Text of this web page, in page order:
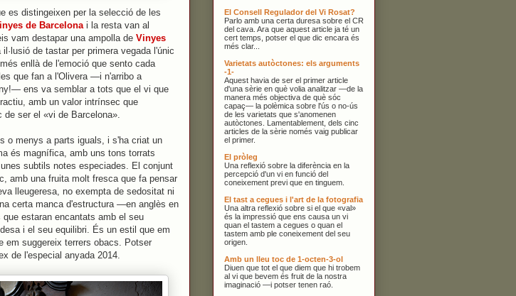
es distingeixen per la selecció de les
de Barcelonai la resta van al
vam destapar una ampolla de Vinyes
de tastar per primera vegada l'únic
enllà de l'emoció que sento cada
que fan a l'Olivera —i n'arribo a
ens va semblar a tots que el vi que
amb un valor intrínsec que
ser el «vi de Barcelona».
o menys a parts iguals, i s'ha criat un
és magnífica, amb uns tons torrats
subtils notes especiades. El conjunt
amb una fruita molt fresca que fa pensar
lleugeresa, no exempta de sedositat ni
certa manca d'estructura —en anglès en
estaran encantats amb el seu
i el seu equilibri. És un estil que em
em suggereix terrers obacs. Potser
de l'especial anyada 2014.
El Consell Regulador del Vi Rosat?
Parlo amb una certa duresa sobre el CR
del cava. Ara que aquest article ja té un
cert temps, potser el que dic encara és
més clar...
Varietats autòctones: els arguments
-1-
Aquest havia de ser el primer article
d'una sèrie en què volia analitzar —de la
manera més objectiva de què sóc
capaç— la polèmica sobre l'ús o no-ús
de les varietats que s'anomenen
autòctones. Lamentablement, dels cinc
articles de la sèrie només vaig publicar
el primer.
El pròleg
Una reflexió sobre la diferència en la
percepció d'un vi en funció del
coneixement previ que en tinguem.
El tast a cegues i l'art de la fotografia
Una altra reflexió sobre si el que «val»
és la impressió que ens causa un vi
quan el tastem a cegues o quan el
tastem amb ple coneixement del seu
origen.
Amb un lleu toc de 1-octen-3-ol
Diuen que tot el que diem que hi trobem
al vi que bevem és fruit de la nostra
imaginació —i potser tenen raó.